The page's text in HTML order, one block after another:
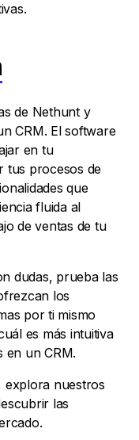
de Nethunt y
CRM. El software
en tu
tus procesos de
que
fluida al
de ventas de tu
dudas, prueba las
los
por ti mismo
es más intuitiva
en un CRM.
explora nuestros
las